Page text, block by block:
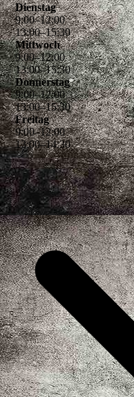
Dienstag
9:00–12:00
13:00–15:30
Mittwoch
9:00–12:00
13:00–15:30
Donnerstag
9:00–12:00
13:00–15:30
Freitag
9:00–12:00
13:00–14:30